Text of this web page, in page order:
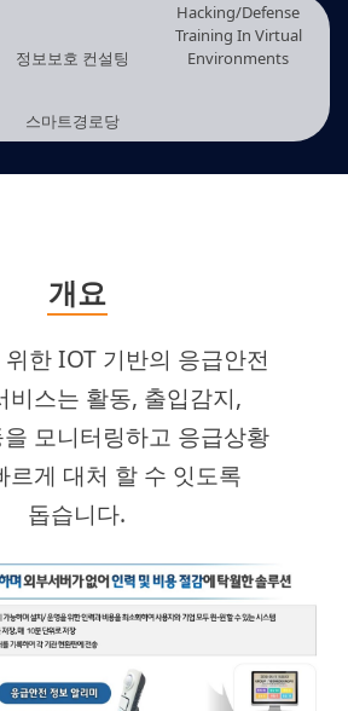
정보보호 컨설팅
Hacking/Defense
Training In Virtual
Environments
스마트경로당
개요
한 IOT 기반의 응급안전
비스는 활동, 출입감지,
모니터링하고 응급상황
르게 대처 할 수 잇도록
돕습니다.